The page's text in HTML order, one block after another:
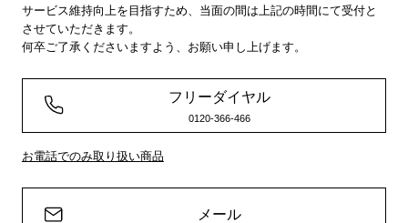
サービス維持向上を目指すため、当面の間は上記の時間にて受付と
させていただきます。
何卒ご了承くださいますよう、お願い申し上げます。
フリーダイヤル
0120-366-466
お電話でのみ取り扱い商品
メール